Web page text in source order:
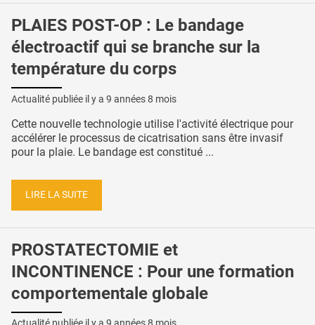
PLAIES POST-OP : Le bandage
électroactif qui se branche sur la
température du corps
Actualité publiée il y a 9 années 8 mois
Cette nouvelle technologie utilise l'activité électrique pour
accélérer le processus de cicatrisation sans être invasif
pour la plaie. Le bandage est constitué ...
LIRE LA SUITE
PROSTATECTOMIE et
INCONTINENCE : Pour une formation
comportementale globale